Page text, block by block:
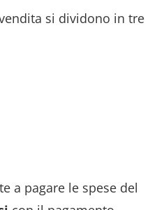
si dividono in tre
a pagare le spese del